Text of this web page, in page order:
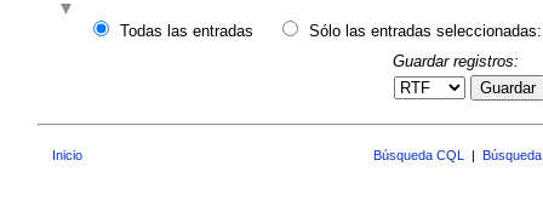
Todas las entradas
Sólo las entradas seleccionadas:
Guardar registros:
Guardar
Inicio Búsqueda CQL